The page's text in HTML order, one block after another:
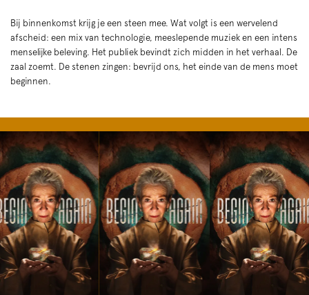
Bij binnenkomst krijg je een steen mee. Wat volgt is een wervelend
afscheid: een mix van technologie, meeslepende muziek en een intens
menselijke beleving. Het publiek bevindt zich midden in het verhaal. De
zaal zoemt. De stenen zingen: bevrijd ons, het einde van de mens moet
beginnen.